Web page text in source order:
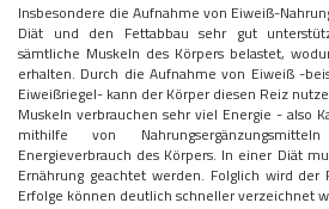
Insbesondere die Aufnahme von Eiweiß-
Diät und den Fettabbau sehr gut
sämtliche Muskeln des Körpers belastet,
erhalten. Durch die Aufnahme von Eiweiß -
Eiweißriegel- kann der Körper diesen Reiz
Muskeln verbrauchen sehr viel Energie - also
mithilfe von
Energieverbrauch des Körpers. In einer Diät
Ernährung geachtet werden. Folglich wird der
Erfolge können deutlich schneller verzeichnet